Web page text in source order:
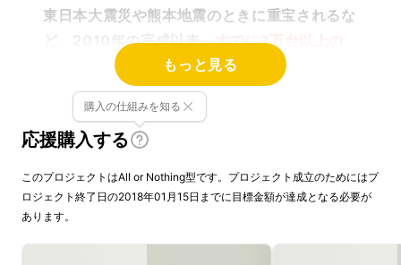
東日本大震災や熊本地震のときに重宝されるな
ど、2010年の完成以来、すでに2万台以上の
販売実績を積み重ねている「ななかまど 楽珍
ご飯（4合用）」。それを単身世帯、2人世帯
の方に向けて、1合、2合用に小型化した
Quick」を新たに開発。
自社サイトのみでの販売にこだわリ続けること
17年。より多くの人に使ってもらうため、新し
もっと見る
応援購入する
購入の仕組みを知る
このプロジェクトはAll or Nothing型です。プロジェクト成立のためにはプ
ロジェクト終了日の2018年01月15日までに目標金額が達成となる必要が
あります。